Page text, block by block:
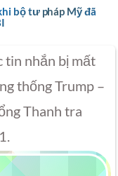
bộ tư pháp Mỹ đã
tin nhắn bị mất
thống Trump –
Thanh tra